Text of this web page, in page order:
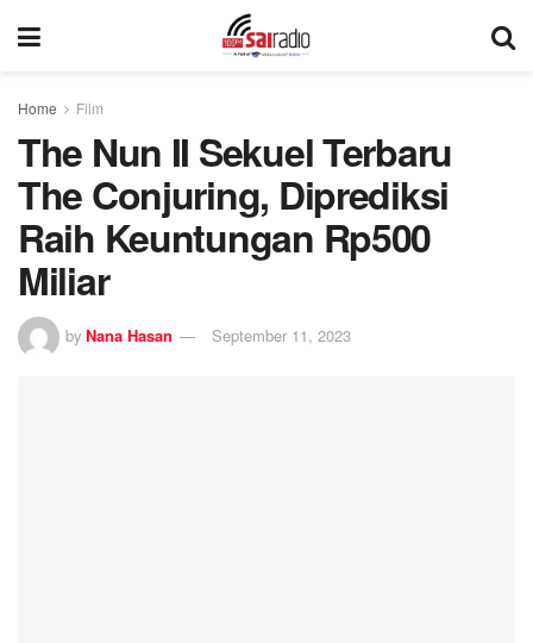
Home Film
The Nun II Sekuel Terbaru
The Conjuring, Diprediksi
Raih Keuntungan Rp500
Miliar
by Nana Hasan September 11, 2023